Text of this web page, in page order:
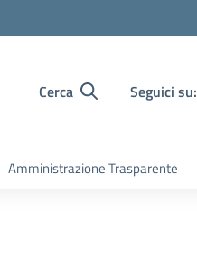
Cerca Seguici su:
Amministrazione Trasparente